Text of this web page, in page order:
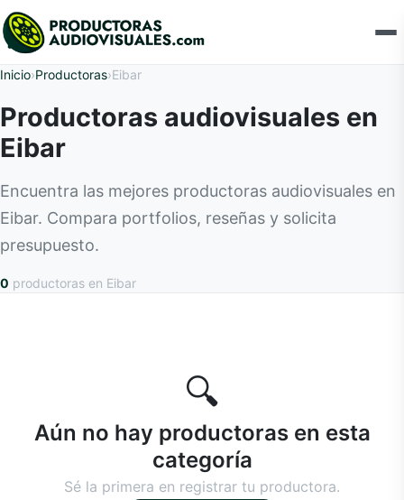
Inicio›Productoras›Eibar
Productoras audiovisuales en
Eibar
Encuentra las mejores productoras audiovisuales en
Eibar. Compara portfolios, reseñas y solicita
presupuesto.
0 productoras en Eibar
🔍
Aún no hay productoras en esta
categoría
Sé la primera en registrar tu productora.